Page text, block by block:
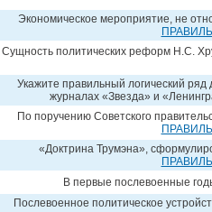
Экономическое мероприятие, не
Сущность политических реформ Н.С.
Укажите правильный логический
журналах «Звезда» и
По поручению Советского
«Доктрина Трумэна»,
В первые послевоенные
Послевоенное политическое